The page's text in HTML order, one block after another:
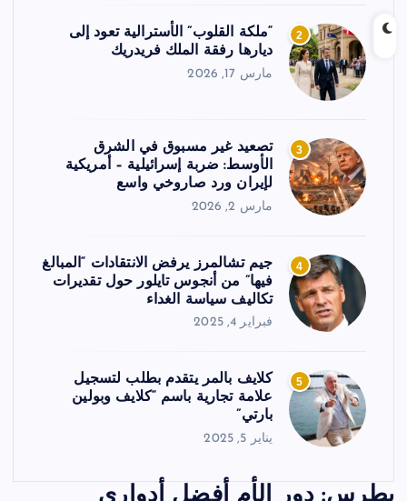
2
“ملكة القلوب” الأسترالية تعود إلى
ديارها رفقة الملك فريدريك
مارس 17, 2026
3
تصعيد غير مسبوق في الشرق
الأوسط: ضربة إسرائيلية – أمريكية
لإيران ورد صاروخي واسع
مارس 2, 2026
4
جيم تشالمرز يرفض الانتقادات “المبالغ
فيها” من أنجوس تايلور حول تقديرات
تكاليف سياسة الغداء
فبراير 4, 2025
5
كلايف بالمر يتقدم بطلب لتسجيل
علامة تجارية باسم “كلايف وبولين
بارتي”
يناير 5, 2025
بطرس: دور الأم أفضل أدواري